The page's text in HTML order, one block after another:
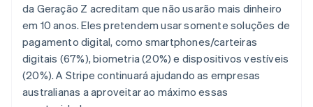
da Geração Z acreditam que não usarão mais dinheiro
em 10 anos. Eles pretendem usar somente soluções de
pagamento digital, como smartphones/carteiras
digitais (67%), biometria (20%) e dispositivos vestíveis
(20%). A Stripe continuará ajudando as empresas
australianas a aproveitar ao máximo essas
Países Baixos
Nederlands English
Polônia
English
Portugal
PortuguêsEnglish
RAE de Hong Kong, China